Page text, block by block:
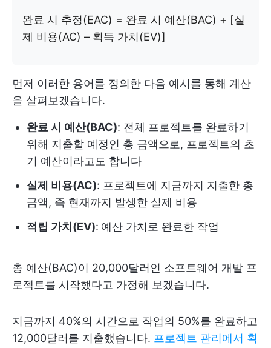
완료 시 추정(EAC) = 완료 시 예산(BAC) + [실
제 비용(AC) – 획득 가치(EV)]
먼저 이러한 용어를 정의한 다음 예시를 통해 계산
을 살펴보겠습니다.
완료 시 예산(BAC): 전체 프로젝트를 완료하기
위해 지출할 예정인 총 금액으로, 프로젝트의 초
기 예산이라고도 합니다
실제 비용(AC): 프로젝트에 지금까지 지출한 총
금액, 즉 현재까지 발생한 실제 비용
적립 가치(EV): 예산 가치로 완료한 작업
총 예산(BAC)이 20,000달러인 소프트웨어 개발 프
로젝트를 시작했다고 가정해 보겠습니다.
지금까지 40%의 시간으로 작업의 50%를 완료하고
12,000달러를 지출했습니다. 프로젝트 관리에서 획